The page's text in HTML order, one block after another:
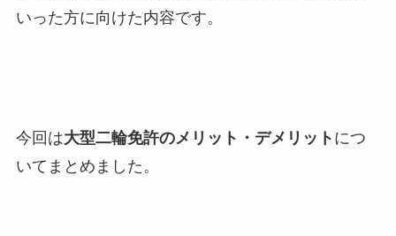
いった方に向けた内容です。
今回は大型二輪免許のメリット・デメリット につ
いてまとめました。